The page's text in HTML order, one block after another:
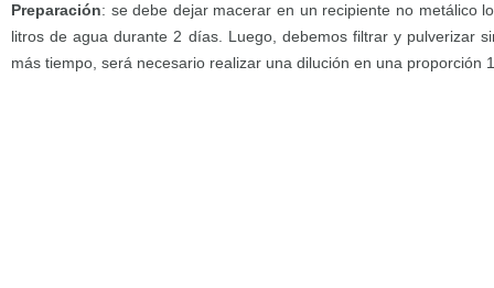
Preparación: se debe dejar macerar en un recipiente no metálico
litros de agua durante 2 días. Luego, debemos filtrar y pulverizar
más tiempo, será necesario realizar una dilución en una proporción